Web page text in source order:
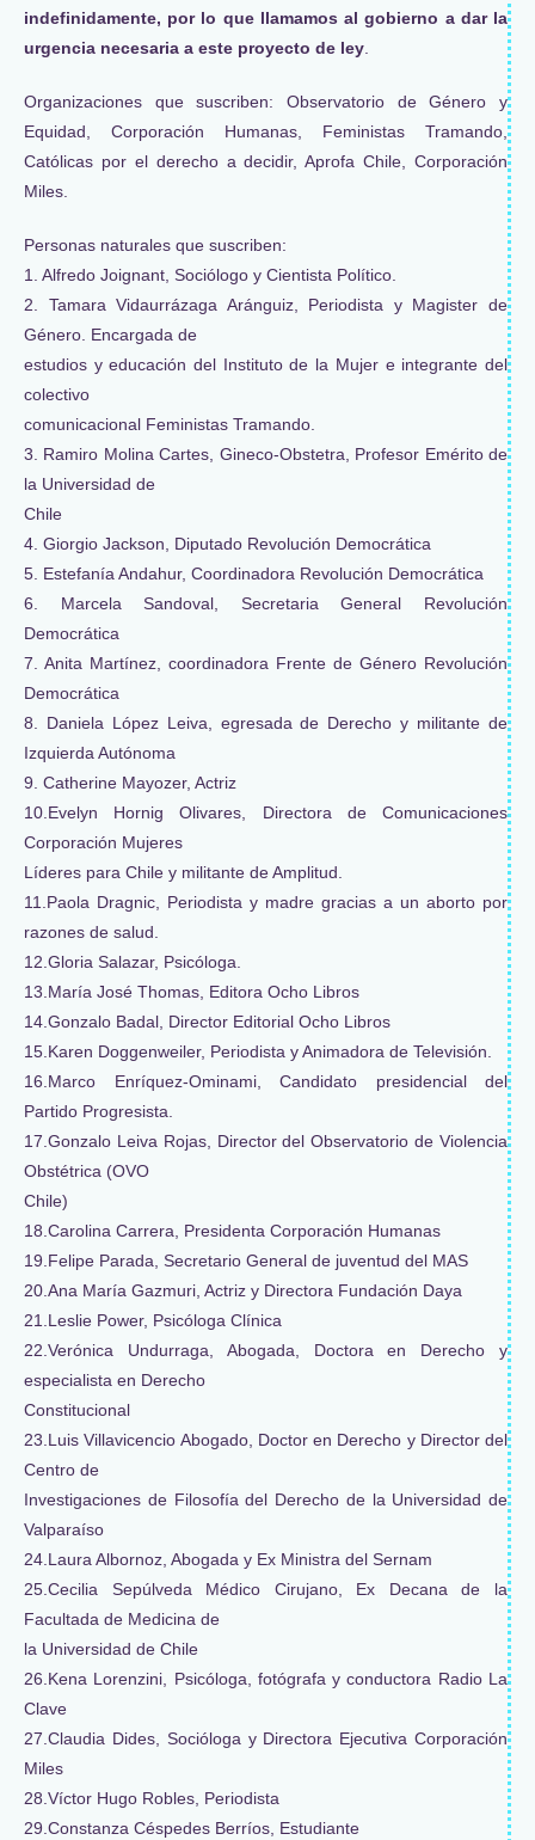
indefinidamente, por lo que llamamos al gobierno a dar la
urgencia necesaria a este proyecto de ley
Organizaciones que suscriben: Observatorio de Género y
Equidad, Corporación Humanas, Feministas Tramando,
Católicas por el derecho a decidir, Aprofa Chile, Corporación
Miles.
Personas naturales que suscriben:
1. Alfredo Joignant, Sociólogo y Cientista Político.
2. Tamara Vidaurrázaga Aránguiz, Periodista y Magister de
Género. Encargada de
estudios y educación del Instituto de la Mujer e integrante del
colectivo
comunicacional Feministas Tramando.
3. Ramiro Molina Cartes, Gineco-Obstetra, Profesor Emérito de
la Universidad de
Chile
4. Giorgio Jackson, Diputado Revolución Democrática
5. Estefanía Andahur, Coordinadora Revolución Democrática
6. Marcela Sandoval, Secretaria General Revolución
Democrática
7. Anita Martínez, coordinadora Frente de Género Revolución
Democrática
8. Daniela López Leiva, egresada de Derecho y militante de
Izquierda Autónoma
9. Catherine Mayozer, Actriz
10.Evelyn Hornig Olivares, Directora de Comunicaciones
Corporación Mujeres
Líderes para Chile y militante de Amplitud.
11.Paola Dragnic, Periodista y madre gracias a un aborto por
razones de salud.
12.Gloria Salazar, Psicóloga.
13.María José Thomas, Editora Ocho Libros
14.Gonzalo Badal, Director Editorial Ocho Libros
15.Karen Doggenweiler, Periodista y Animadora de Televisión.
16.Marco Enríquez-Ominami, Candidato presidencial del
Partido Progresista.
17.Gonzalo Leiva Rojas, Director del Observatorio de Violencia
Obstétrica (OVO
Chile)
18.Carolina Carrera, Presidenta Corporación Humanas
19.Felipe Parada, Secretario General de juventud del MAS
20.Ana María Gazmuri, Actriz y Directora Fundación Daya
21.Leslie Power, Psicóloga Clínica
22.Verónica Undurraga, Abogada, Doctora en Derecho y
especialista en Derecho
Constitucional
23.Luis Villavicencio Abogado, Doctor en Derecho y Director del
Centro de
Investigaciones de Filosofía del Derecho de la Universidad de
Valparaíso
24.Laura Albornoz, Abogada y Ex Ministra del Sernam
25.Cecilia Sepúlveda Médico Cirujano, Ex Decana de la
Facultada de Medicina de
la Universidad de Chile
26.Kena Lorenzini, Psicóloga, fotógrafa y conductora Radio La
Clave
27.Claudia Dides, Socióloga y Directora Ejecutiva Corporación
Miles
28.Víctor Hugo Robles, Periodista
29.Constanza Céspedes Berríos, Estudiante